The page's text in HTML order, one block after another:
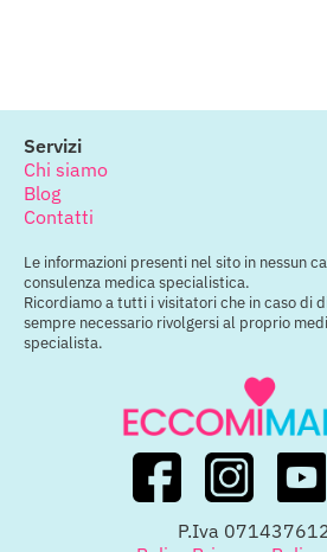
Servizi
Chi siamo
Blog
Contatti
Le informazioni presenti nel sito in nessun
consulenza medica specialistica.
Ricordiamo a tutti i visitatori che in caso di
sempre necessario rivolgersi al proprio
specialista.
P.Iva